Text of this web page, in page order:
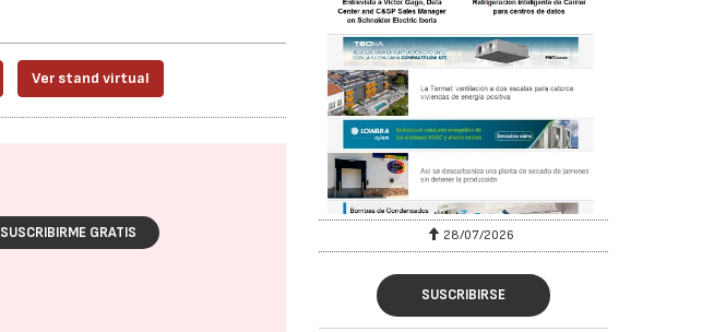
Ver stand virtual
SUSCRIBIRME GRATIS 30/07/2026 28/07/2026
SUSCRIBIRSE